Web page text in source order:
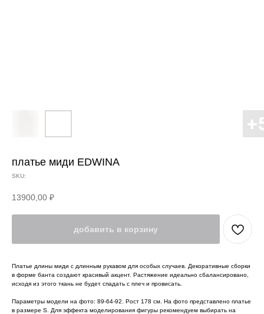
платье миди EDWINA
SKU:
13900,00 ₽
добавить в корзину
Платье длины миди с длинным рукавом для особых случаев. Декоративные сборки
в форме банта создают красивый акцент. Растяжение идеально сбалансировано,
исходя из этого ткань не будет спадать с плеч и провисать.
Параметры модели на фото: 89-64-92. Рост 178 см. На фото представлено платье
в размере S. Для эффекта моделирования фигуры рекомендуем выбирать на